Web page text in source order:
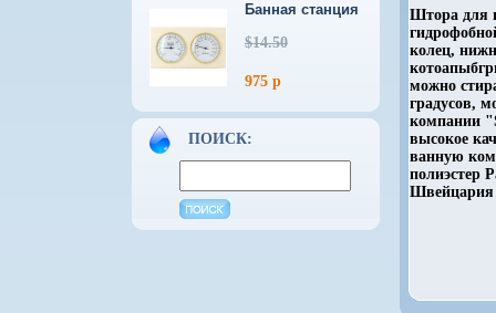
Банная станция
$14.50
975 р
ПОИСК:
Штора для
колец,
можно
градусов,
компании
высокое
ванную
полиэстер
Швейцария